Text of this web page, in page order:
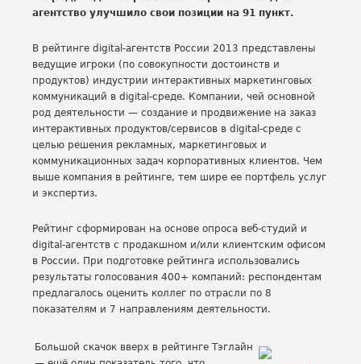
агентство улучшило свои позиции на 91 пункт.
В рейтинге digital-агентств России 2013 представлены
ведущие игроки (по совокупности достоинств и
продуктов) индустрии интерактивных маркетинговых
коммуникаций в digital-среде. Компании, чей основной
род деятельности — создание и продвижение на заказ
интерактивных продуктов/сервисов в digital-среде с
целью решения рекламных, маркетинговых и
коммуникационных задач корпоративных клиентов. Чем
выше компания в рейтинге, тем шире ее портфель услуг
и экспертиз.
Рейтинг сформирован на основе опроса веб-студий и
digital-агентств с продакшном и/или клиентским офисом
в России. При подготовке рейтинга использовались
результаты голосования 400+ компаний: респондентам
предлагалось оценить коллег по отрасли по 8
показателям и 7 направлениям деятельности.
Большой скачок вверх в рейтинге Тэглайн